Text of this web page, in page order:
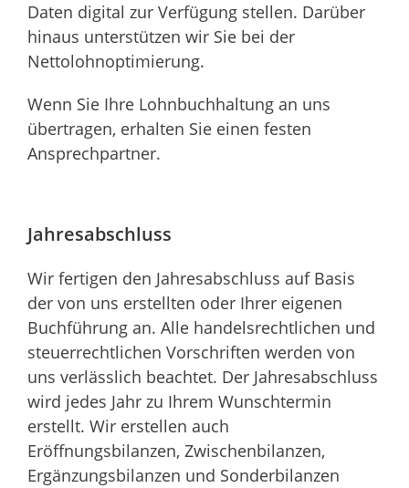
Daten digital zur Verfügung stellen. Darüber
hinaus unterstützen wir Sie bei der
Nettolohnoptimierung.
Wenn Sie Ihre Lohnbuchhaltung an uns
übertragen, erhalten Sie einen festen
Ansprechpartner.
Jahresabschluss
Wir fertigen den Jahresabschluss auf Basis
der von uns erstellten oder Ihrer eigenen
Buchführung an. Alle handelsrechtlichen und
steuerrechtlichen Vorschriften werden von
uns verlässlich beachtet. Der Jahresabschluss
wird jedes Jahr zu Ihrem Wunschtermin
erstellt. Wir erstellen auch
Eröffnungsbilanzen, Zwischenbilanzen,
Ergänzungsbilanzen und Sonderbilanzen